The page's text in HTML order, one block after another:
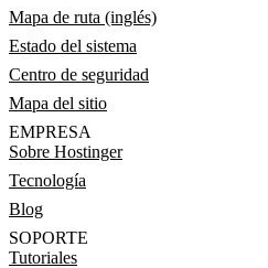
Mapa de ruta (inglés)
Estado del sistema
Centro de seguridad
Mapa del sitio
EMPRESA
Sobre Hostinger
Tecnología
Blog
SOPORTE
Tutoriales